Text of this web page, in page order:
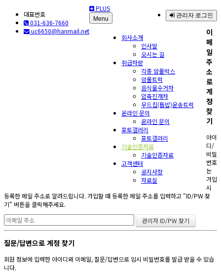
대표번호
031-636-7660
uc6650@hanmail.net
관리자 로그인
PLUS
Menu
회사소개
인사말
오시는 길
취급차량
각종 암롤박스
암롤트럭
음식물수거차
압축진개차
우드칩(톱밥)운송트럭
온라인 문의
온라인 문의
포토갤러리
포토갤러리
기술인증자료
기술인증자료
고객센터
공지사항
자료실
이
메
일
주
소
로
계
정
찾
기
아이
디/
비밀
번호
는
가입
시
등록한 메일 주소로 알려드립니다. 가입할 때 등록한 메일 주소를 입력하고 "ID/PW 찾
기" 버튼을 클릭해주세요.
질문/답변으로 계정 찾기
회원 정보에 입력한 아이디와 이메일, 질문/답변으로 임시 비밀번호를 발급 받을 수 있습
니다.